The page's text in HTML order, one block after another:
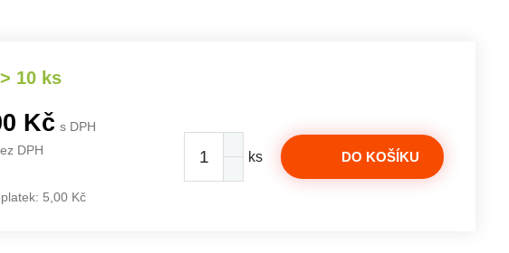
Skladem > 10 ks
Kč s DPH
DPH
5,00 Kč
ks DO KOŠÍKU